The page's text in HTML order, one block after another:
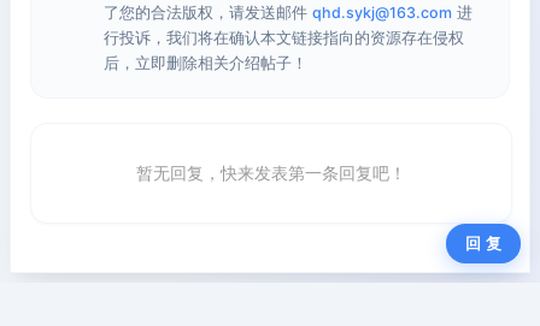
了您的合法版权，请发送邮件 qhd.sykj@163.com 进
行投诉，我们将在确认本文链接指向的资源存在侵权
后，立即删除相关介绍帖子！
暂无回复，快来发表第一条回复吧！
回 复